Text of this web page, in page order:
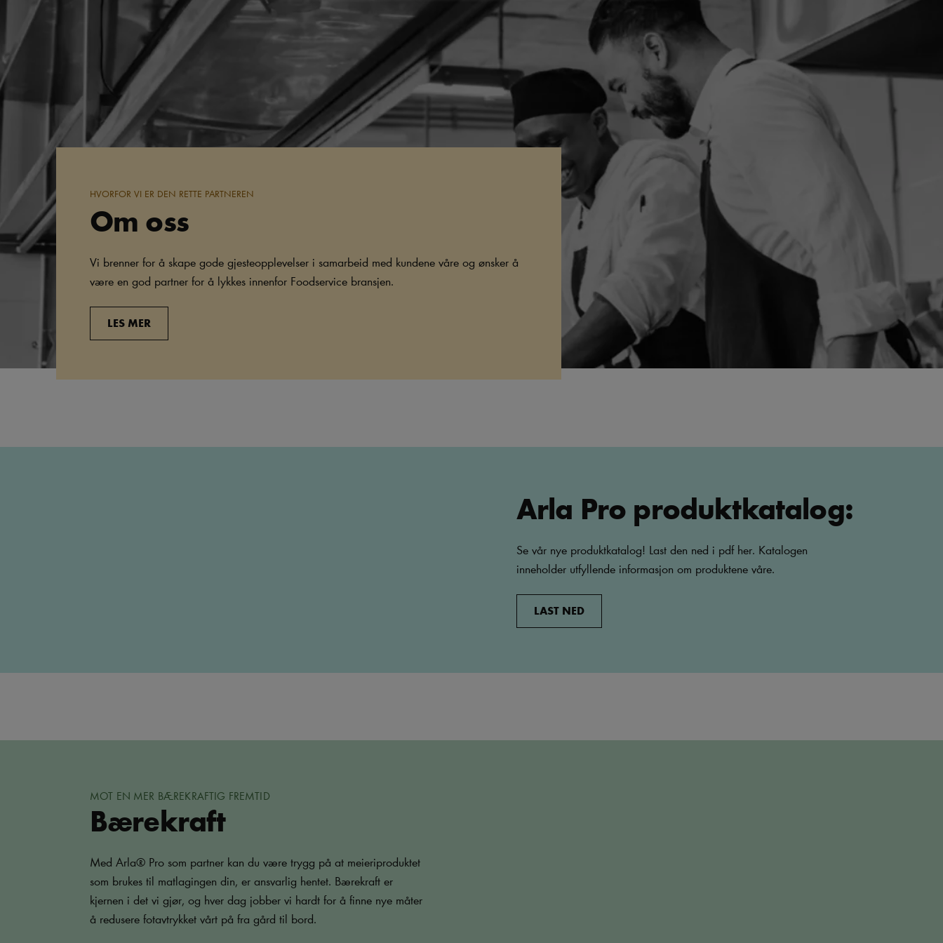
HVORFOR VI ER DEN RETTE PARTNEREN
Om oss
Vi brenner for å skape gode gjesteopplevelser i samarbeid med kundene våre og ønsker å
være en god partner for å lykkes innenfor Foodservice bransjen.
LES MER
Arla Pro produktkatalog:
Se vår nye produktkatalog! Last den ned i pdf her. Katalogen
inneholder utfyllende informasjon om produktene våre.
LAST NED
MOT EN MER BÆREKRAFTIG FREMTID
Bærekraft
Med Arla® Pro som partner kan du være trygg på at meieriproduktet
som brukes til matlagingen din, er ansvarlig hentet. Bærekraft er
kjernen i det vi gjør, og hver dag jobber vi hardt for å finne nye måter
å redusere fotavtrykket vårt på fra gård til bord.